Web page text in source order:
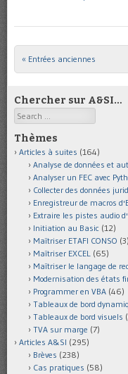
Post navigation
« Entrées anciennes
Chercher sur A&SI…
Search
Thèmes
Articles à suites (164)
Analyse de données et
Analyser un FEC avec
Collecter des données
Enregistreur de macros
Extraire les pistes audio
Initiation au Basic (12)
Maîtriser ETAFI CONSO (3)
Maîtriser EXCEL (65)
Maîtriser le langage de
Modernisation des états
Programmer en VBA (46)
Tableaux de bord
Tableaux de bord visuels
TVA sur marge (7)
Articles A&SI (295)
Brèves (238)
Cas pratiques (58)